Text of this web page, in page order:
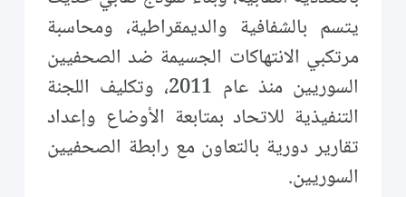
يتسم بالشفافية والديمقراطية، ومحاسبة
مرتكبي الانتهاكات الجسيمة ضد الصحفيين
السوريين منذ عام 2011، وتكليف اللجنة
التنفيذية للاتحاد بمتابعة الأوضاع وإعداد
تقارير دورية بالتعاون مع رابطة الصحفيين
السوريين.